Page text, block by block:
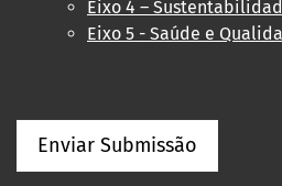
Eixo 4 –
Eixo 5 - Saúde e
Enviar Submissão